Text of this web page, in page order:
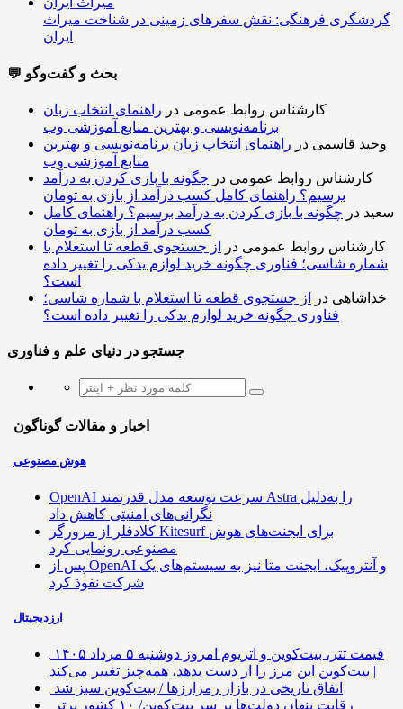
گردشگری فرهنگی: نقش سفرهای زمینی در شناخت میراث
ایران
💬 بحث و گفت‌وگو
کارشناس روابط عمومی در راهنمای انتخاب زبان
برنامه‌نویسی و بهترین منابع آموزشی وب
وحید قاسمی در راهنمای انتخاب زبان برنامه‌نویسی و بهترین
منابع آموزشی وب
کارشناس روابط عمومی در چگونه با بازی کردن به درآمد
برسیم؟ راهنمای کامل کسب درآمد از بازی به تومان
سعید در چگونه با بازی کردن به درآمد برسیم؟ راهنمای کامل
کسب درآمد از بازی به تومان
کارشناس روابط عمومی در
از جستجوی قطعه تا استعلام با
شماره شاسی؛ فناوری چگونه خرید لوازم یدکی را تغییر داده
است؟
خداشاهی در
از جستجوی قطعه تا استعلام با شماره شاسی؛
فناوری چگونه خرید لوازم یدکی را تغییر داده است؟
جستجو در دنیای علم و فناوری
اخبار و مقالات گوناگون
هوش مصنوعی
OpenAI سرعت توسعه مدل قدرتمند Astra را به‌دلیل
نگرانی‌های امنیتی کاهش داد
کلادفلر از مرورگر Kitesurf برای ایجنت‌های هوش
مصنوعی رونمایی کرد
پس از OpenAI و آنتروپیک، ایجنت متا نیز به سیستم‌های یک
شرکت نفوذ کرد
ارزدیجیتال
قیمت تتر، بیت‌کوین و اتریوم امروز دوشنبه ۵ مرداد ۱۴۰۵
| بیت‌کوین این مرز را از دست بدهد، همه‌چیز تغییر می‌کند
اتفاق تاریخی در بازار رمزارزها / بیت‌کوین سبز شد
رقابت پنهان دولت‌ها بر سر بیت‌کوین/ ۱۰ کشور برتر